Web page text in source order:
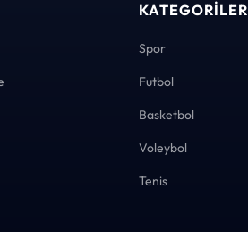
KATEGORILER
Spor
Futbol
Basketbol
Voleybol
Tenis